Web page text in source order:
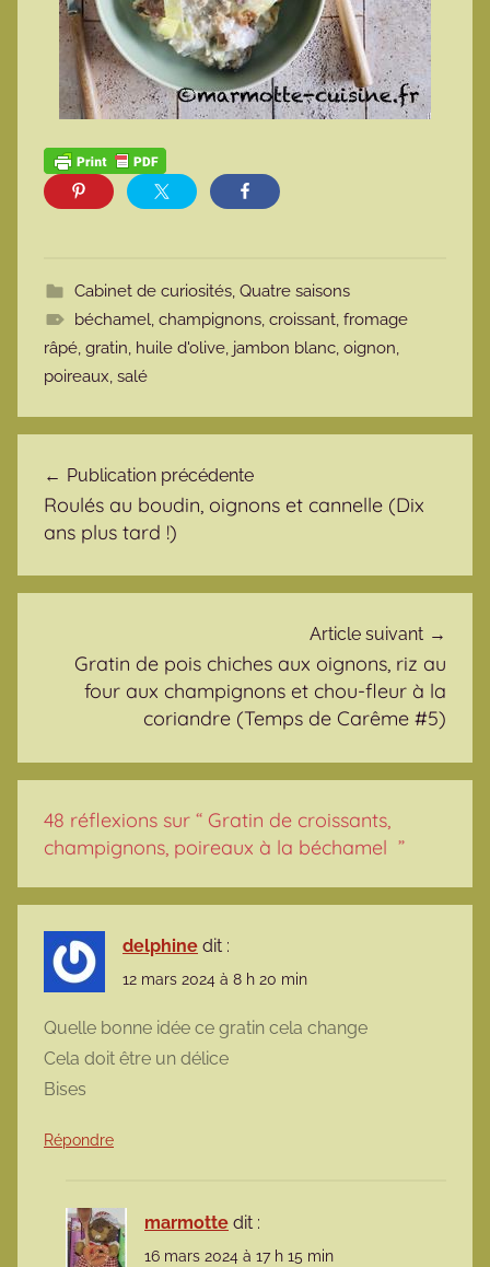
Cabinet de curiosités, Quatre saisons
béchamel, champignons, croissant, fromage
râpé, gratin, huile d'olive, jambon blanc, oignon,
poireaux, salé
Publication précédente
Roulés au boudin, oignons et cannelle (Dix
ans plus tard !)
Article suivant
Gratin de pois chiches aux oignons, riz au
four aux champignons et chou-fleur à la
coriandre (Temps de Carême #5)
48 réflexions sur “ Gratin de croissants,
champignons, poireaux à la béchamel ”
delphine dit :
12 mars 2024 à 8 h 20 min
Quelle bonne idée ce gratin cela change
Cela doit être un délice
Bises
Répondre
marmotte dit :
16 mars 2024 à 17 h 15 min